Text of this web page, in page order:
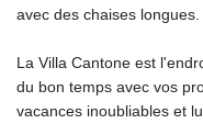
avec des chaises longues.
La Villa Cantone est
du bon temps avec vos
vacances inoubliables et